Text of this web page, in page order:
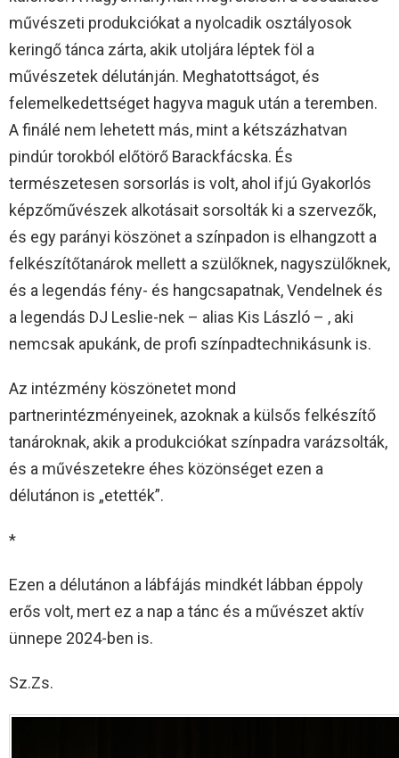
művészeti produkciókat a nyolcadik osztályosok
keringő tánca zárta, akik utoljára léptek föl a
művészetek délutánján. Meghatottságot, és
felemelkedettséget hagyva maguk után a teremben.
A finálé nem lehetett más, mint a kétszázhatvan
pindúr torokból előtörő Barackfácska. És
természetesen sorsorlás is volt, ahol ifjú Gyakorlós
képzőművészek alkotásait sorsolták ki a szervezők,
és egy parányi köszönet a színpadon is elhangzott a
felkészítőtanárok mellett a szülőknek, nagyszülőknek,
és a legendás fény- és hangcsapatnak, Vendelnek és
a legendás DJ Leslie-nek – alias Kis László – , aki
nemcsak apukánk, de profi színpadtechnikásunk is.
Az intézmény köszönetet mond
partnerintézményeinek, azoknak a külsős felkészítő
tanároknak, akik a produkciókat színpadra varázsolták,
és a művészetekre éhes közönséget ezen a
délutánon is „etették”.
*
Ezen a délutánon a lábfájás mindkét lábban éppoly
erős volt, mert ez a nap a tánc és a művészet aktív
ünnepe 2024-ben is.
Sz.Zs.